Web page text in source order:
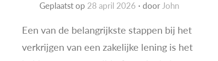
Geplaatst op 28 april 2026 doorJohn
Een van de belangrijkste stappen bij het
verkrijgen van een zakelijke lening is het